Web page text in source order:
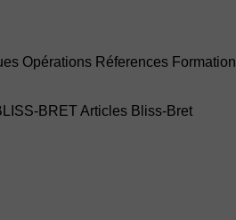
Opérations Réferences Formation
BRETArticles Bliss-Bret